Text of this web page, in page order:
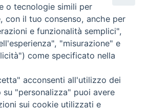
Digitale
Cartaceo
Copia Digitale
o tecnologie simili per
con il tuo consenso, anche per
e funzionalità semplici",
"misurazione" e
come specificato nella
acconsenti all'utilizzo dei
"personalizza" puoi avere
sui cookie utilizzati e